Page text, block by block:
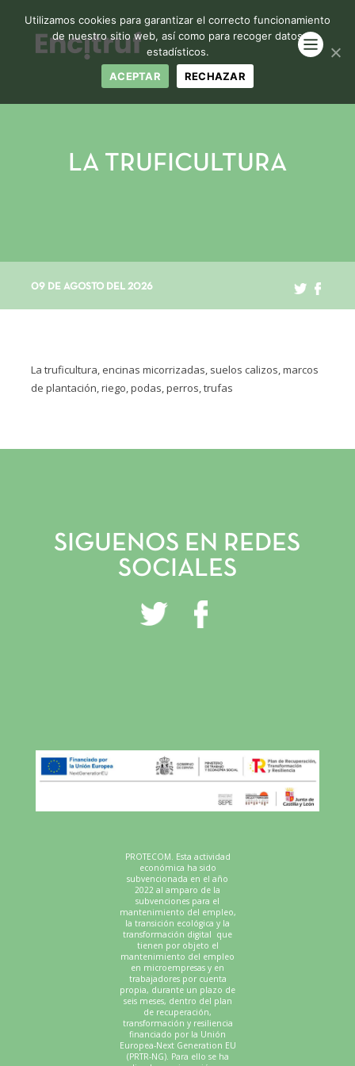
TRUFITURISMO
TIENDA ONLINE
CONTACTO
GALERÍA
LA TRUFICULTURA
09 DE AGOSTO DEL 2026
La truficultura, encinas micorrizadas, suelos calizos, marcos
de plantación, riego, podas, perros, trufas
SIGUENOS EN REDES
SOCIALES
PROTECOM. Esta actividad
económica ha sido
subvencionada en el año
2022 al amparo de la
subvenciones para el
mantenimiento del empleo,
la transición ecológica y la
transformación digital que
tienen por objeto el
mantenimiento del empleo
en microempresas y en
trabajadores por cuenta
propia, durante un plazo de
seis meses, dentro del plan
de recuperación,
transformación y resiliencia
financiado por la Unión
Europea-Next Generation EU
(PRTR-NG). Para ello se ha
Utilizamos cookies para garantizar el correcto funcionamiento
de nuestro sitio web, así como para recoger datos
estadísticos.
ACEPTAR
RECHAZAR